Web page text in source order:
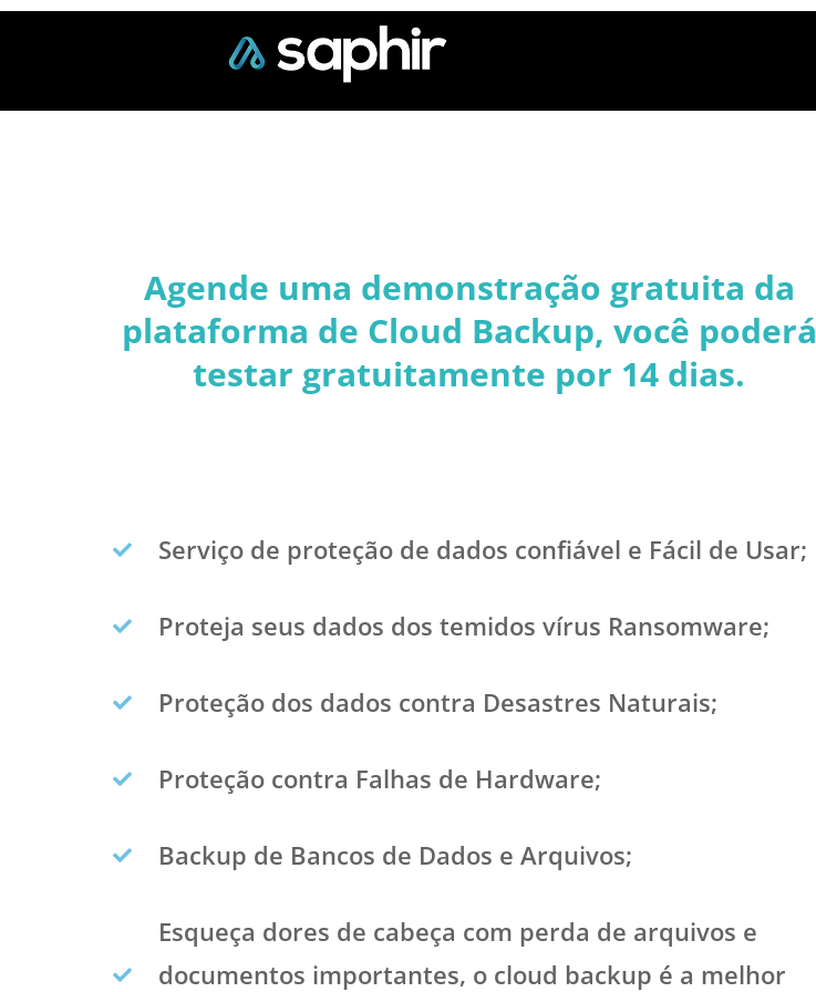
Agende uma demonstração gratuita da
plataforma de Cloud Backup, você poderá
testar gratuitamente por 14 dias.
Serviço de proteção de dados confiável e Fácil de Usar;
Proteja seus dados dos temidos vírus Ransomware;
Proteção dos dados contra Desastres Naturais;
Proteção contra Falhas de Hardware;
Backup de Bancos de Dados e Arquivos;
Esqueça dores de cabeça com perda de arquivos e
documentos importantes, o cloud backup é a melhor